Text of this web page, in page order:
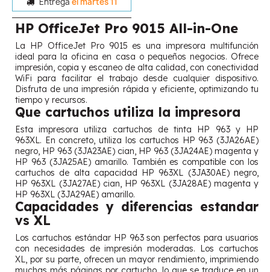
HP OfficeJet Pro 9015 All-in-One
La HP OfficeJet Pro 9015 es una impresora multifunción
ideal para la oficina en casa o pequeños negocios. Ofrece
impresión, copia y escaneo de alta calidad, con conectividad
WiFi para facilitar el trabajo desde cualquier dispositivo.
Disfruta de una impresión rápida y eficiente, optimizando tu
tiempo y recursos.
Que cartuchos utiliza la impresora
Esta impresora utiliza cartuchos de tinta HP 963 y HP
963XL. En concreto, utiliza los cartuchos HP 963 (3JA26AE)
negro, HP 963 (3JA23AE) cian, HP 963 (3JA24AE) magenta y
HP 963 (3JA25AE) amarillo. También es compatible con los
cartuchos de alta capacidad HP 963XL (3JA30AE) negro,
HP 963XL (3JA27AE) cian, HP 963XL (3JA28AE) magenta y
HP 963XL (3JA29AE) amarillo.
Capacidades y diferencias estandar
vs XL
Los cartuchos estándar HP 963 son perfectos para usuarios
con necesidades de impresión moderadas. Los cartuchos
XL, por su parte, ofrecen un mayor rendimiento, imprimiendo